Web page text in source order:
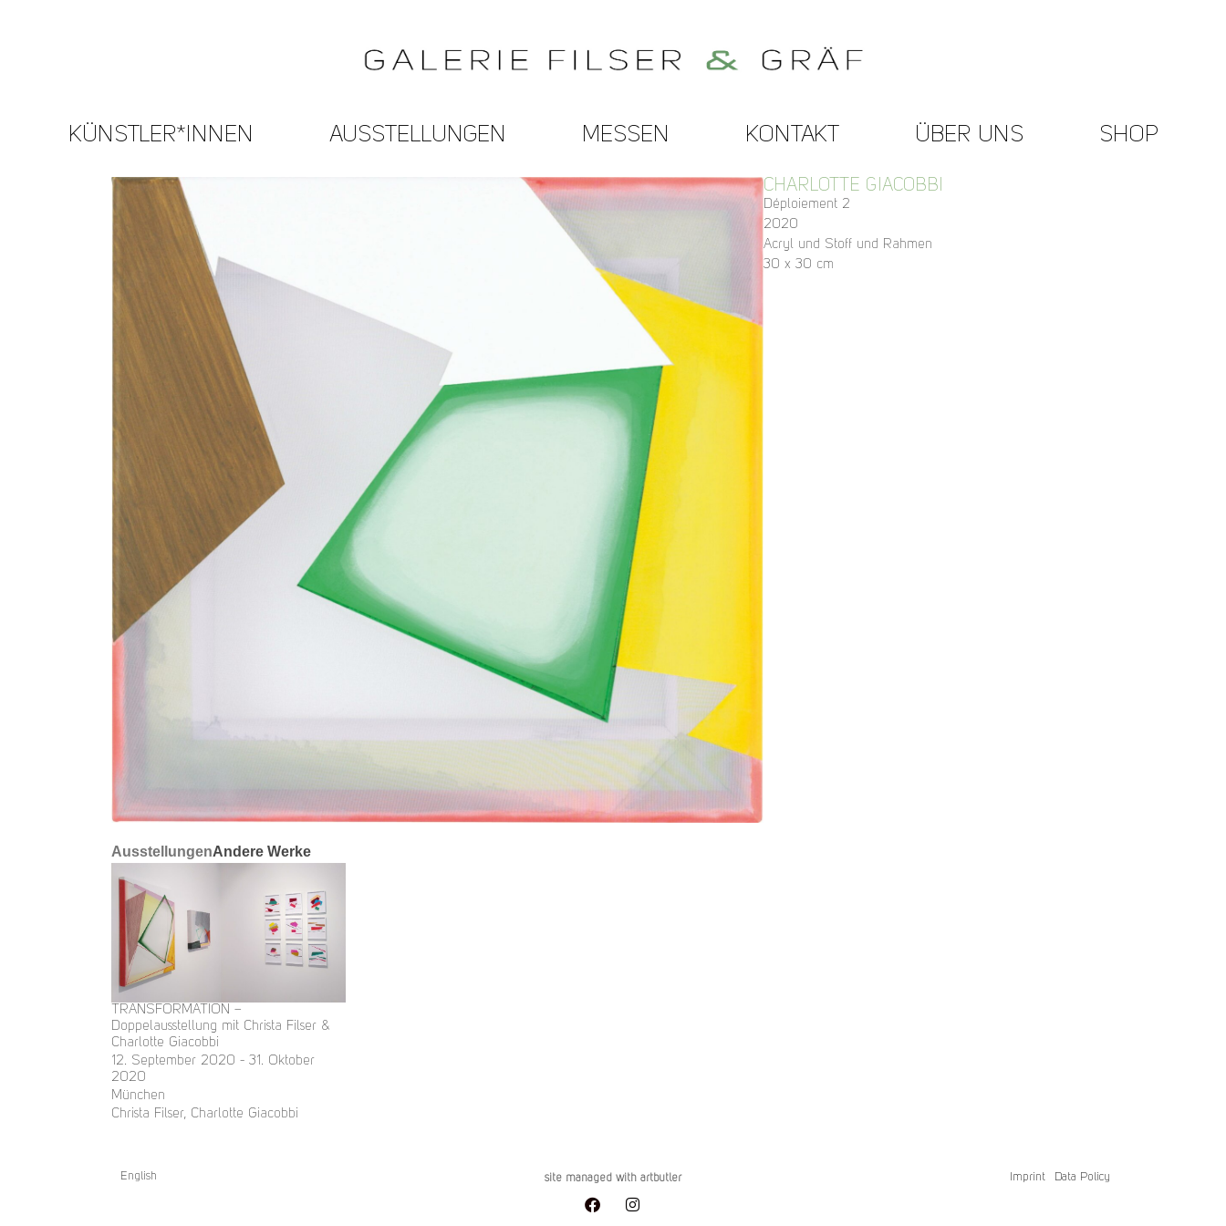
KÜNSTLER*INNEN AUSSTELLUNGEN MESSEN KONTAKT ÜBER UNS SHOP
CHARLOTTE GIACOBBI
Déploiement 2
2020
Acryl und Stoff und Rahmen
30 x 30 cm
AusstellungenAndere Werke
TRANSFORMATION –
Doppelausstellung mit Christa Filser &
Charlotte Giacobbi
12. September 2020 - 31. Oktober
2020
München
Christa Filser, Charlotte Giacobbi
English site managed with artbutler Imprint Data Policy